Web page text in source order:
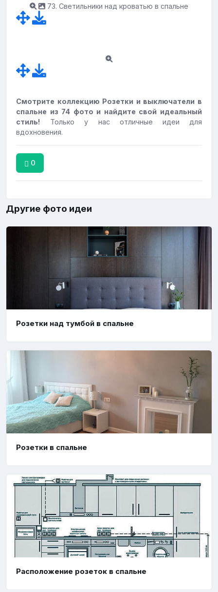
73. Светильники над кроватью в спальне
Смотрите коллекцию Розетки и выключатели в
спальне из 74 фото и найдите свой идеальный
стиль!
Только у нас отличные идеи для
вдохновения.
0
Другие фото идеи
Розетки над тумбой в спальне
Розетки в спальне
Расположение розеток в спальне